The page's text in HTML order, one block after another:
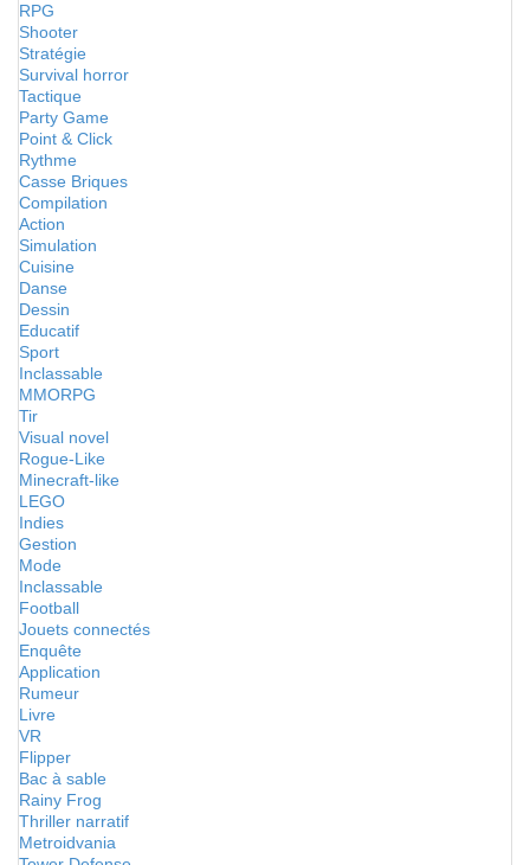
RPG
Shooter
Stratégie
Survival horror
Tactique
Party Game
Point & Click
Rythme
Casse Briques
Compilation
Action
Simulation
Cuisine
Danse
Dessin
Educatif
Sport
Inclassable
MMORPG
Tir
Visual novel
Rogue-Like
Minecraft-like
LEGO
Indies
Gestion
Mode
Inclassable
Football
Jouets connectés
Enquête
Application
Rumeur
Livre
VR
Flipper
Bac à sable
Rainy Frog
Thriller narratif
Metroidvania